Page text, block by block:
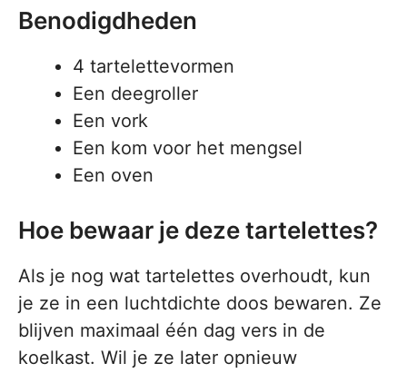
Benodigdheden
4 tartelettevormen
Een deegroller
Een vork
Een kom voor het mengsel
Een oven
Hoe bewaar je deze tartelettes?
Als je nog wat tartelettes overhoudt, kun
je ze in een luchtdichte doos bewaren. Ze
blijven maximaal één dag vers in de
koelkast. Wil je ze later opnieuw